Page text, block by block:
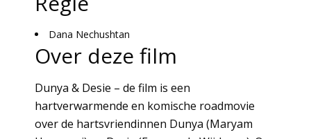
Dana Nechushtan
Over deze film
Dunya & Desie – de film is een
hartverwarmende en komische roadmovie
over de hartsvriendinnen Dunya (Maryam